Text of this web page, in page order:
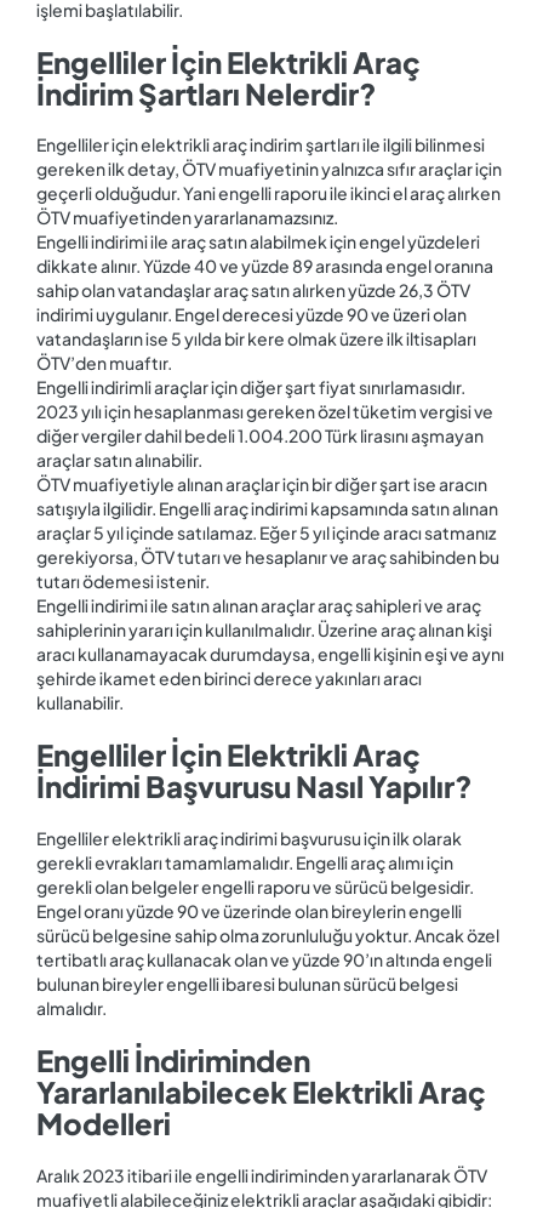
işlemi başlatılabilir.
Engelliler İçin Elektrikli Araç
İndirim Şartları Nelerdir?
Engelliler için elektrikli araç indirim şartları ile ilgili bilinmesi
gereken ilk detay, ÖTV muafiyetinin yalnızca sıfır araçlar için
geçerli olduğudur. Yani engelli raporu ile ikinci el araç alırken
ÖTV muafiyetinden yararlanamazsınız.
Engelli indirimi ile araç satın alabilmek için engel yüzdeleri
dikkate alınır. Yüzde 40 ve yüzde 89 arasında engel oranına
sahip olan vatandaşlar araç satın alırken yüzde 26,3 ÖTV
indirimi uygulanır. Engel derecesi yüzde 90 ve üzeri olan
vatandaşların ise 5 yılda bir kere olmak üzere ilk iltisapları
ÖTV’den muaftır.
Engelli indirimli araçlar için diğer şart fiyat sınırlamasıdır.
2023 yılı için hesaplanması gereken özel tüketim vergisi ve
diğer vergiler dahil bedeli 1.004.200 Türk lirasını aşmayan
araçlar satın alınabilir.
ÖTV muafiyetiyle alınan araçlar için bir diğer şart ise aracın
satışıyla ilgilidir. Engelli araç indirimi kapsamında satın alınan
araçlar 5 yıl içinde satılamaz. Eğer 5 yıl içinde aracı satmanız
gerekiyorsa, ÖTV tutarı ve hesaplanır ve araç sahibinden bu
tutarı ödemesi istenir.
Engelli indirimi ile satın alınan araçlar araç sahipleri ve araç
sahiplerinin yararı için kullanılmalıdır. Üzerine araç alınan kişi
aracı kullanamayacak durumdaysa, engelli kişinin eşi ve aynı
şehirde ikamet eden birinci derece yakınları aracı
kullanabilir.
Engelliler İçin Elektrikli Araç
İndirimi Başvurusu Nasıl Yapılır?
Engelliler elektrikli araç indirimi başvurusu için ilk olarak
gerekli evrakları tamamlamalıdır. Engelli araç alımı için
gerekli olan belgeler engelli raporu ve sürücü belgesidir.
Engel oranı yüzde 90 ve üzerinde olan bireylerin engelli
sürücü belgesine sahip olma zorunluluğu yoktur. Ancak özel
tertibatlı araç kullanacak olan ve yüzde 90’ın altında engeli
bulunan bireyler engelli ibaresi bulunan sürücü belgesi
almalıdır.
Engelli İndiriminden
Yararlanılabilecek Elektrikli Araç
Modelleri
Aralık 2023 itibari ile engelli indiriminden yararlanarak ÖTV
muafiyetli alabileceğiniz elektrikli araçlar aşağıdaki gibidir: